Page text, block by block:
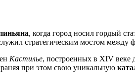
, когда город носил гордый
стратегическим мостом между
Кастилье, построенных в XIV веке
при этом свою уникальную